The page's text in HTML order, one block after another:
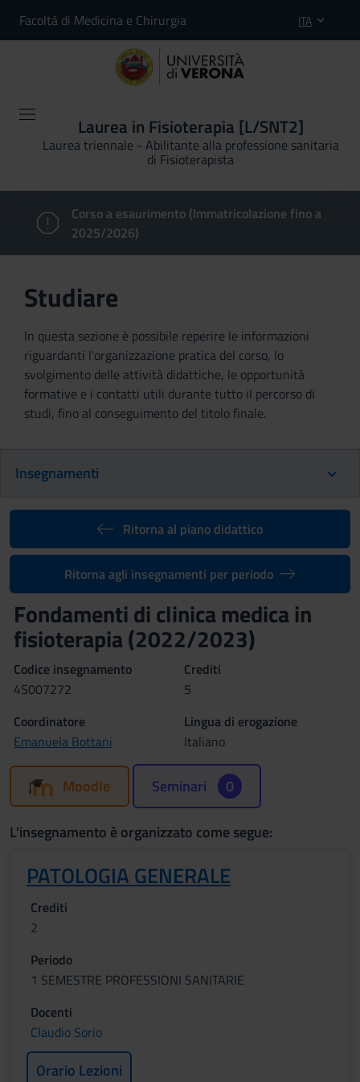
Facoltà di Medicina e Chirurgia ITA
Laurea in Fisioterapia [L/SNT2]
Laurea triennale - Abilitante alla professione sanitaria
di Fisioterapista
Corso a esaurimento (Immatricolazione fino a
2025/2026)
Studiare
In questa sezione è possibile reperire le informazioni
riguardanti l'organizzazione pratica del corso, lo
svolgimento delle attività didattiche, le opportunità
formative e i contatti utili durante tutto il percorso di
studi, fino al conseguimento del titolo finale.
Insegnamenti
Ritorna al piano didattico
Ritorna agli insegnamenti per periodo
Fondamenti di clinica medica in
fisioterapia (2022/2023)
Codice insegnamento
4S007272
Crediti
5
Coordinatore
Emanuela Bottani
Lingua di erogazione
Italiano
Moodle Seminari 0
L'insegnamento è organizzato come segue:
PATOLOGIA GENERALE
Crediti
2
Periodo
1 SEMESTRE PROFESSIONI SANITARIE
Docenti
Claudio Sorio
Orario Lezioni